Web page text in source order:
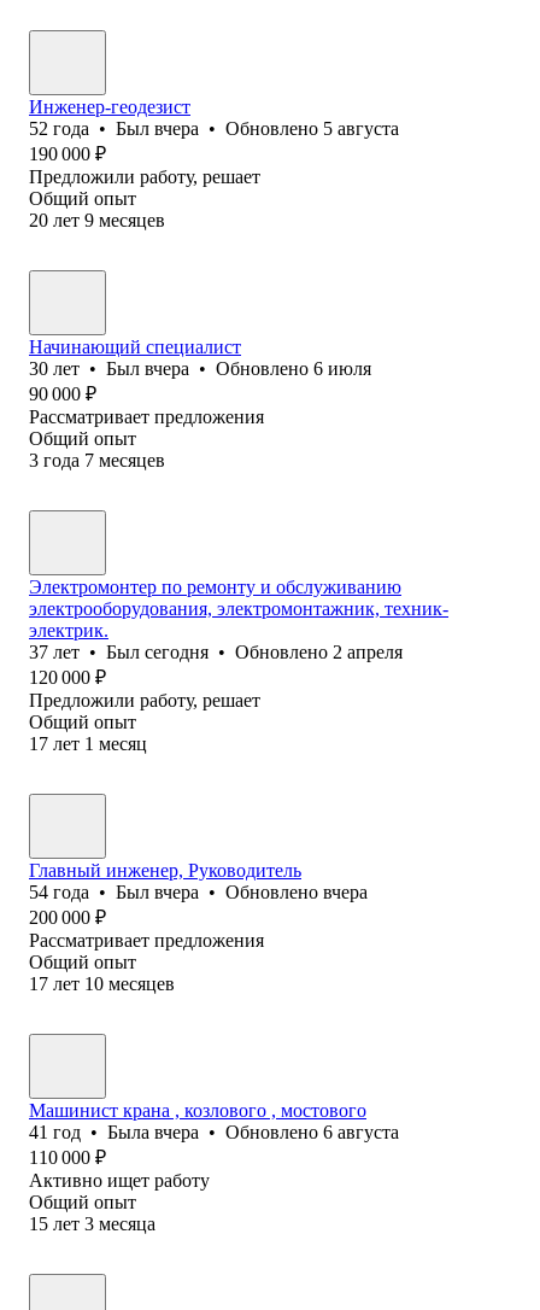
Инженер-геодезист
52 года • Был вчера • Обновлено 5 августа
190 000 ₽
Предложили работу, решает
Общий опыт
20 лет 9 месяцев
Начинающий специалист
30 лет • Был вчера • Обновлено 6 июля
90 000 ₽
Рассматривает предложения
Общий опыт
3 года 7 месяцев
Электромонтер по ремонту и обслуживанию
электрооборудования, электромонтажник, техник-
электрик.
37 лет • Был сегодня • Обновлено 2 апреля
120 000 ₽
Предложили работу, решает
Общий опыт
17 лет 1 месяц
Главный инженер, Руководитель
54 года • Был вчера • Обновлено вчера
200 000 ₽
Рассматривает предложения
Общий опыт
17 лет 10 месяцев
Машинист крана , козлового , мостового
41 год • Была вчера • Обновлено 6 августа
110 000 ₽
Активно ищет работу
Общий опыт
15 лет 3 месяца